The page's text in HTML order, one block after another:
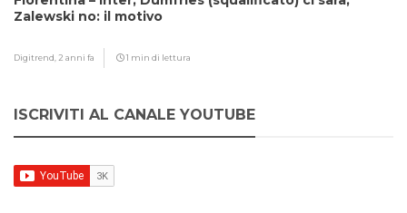
Zalewski no: il motivo
Digitrend, 2 anni fa 1 min di lettura
ISCRIVITI AL CANALE YOUTUBE